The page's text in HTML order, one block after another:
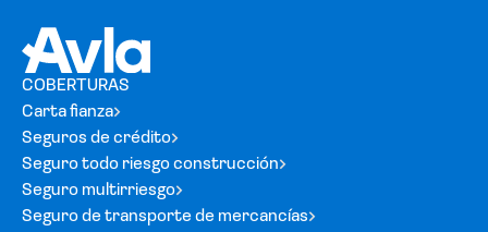
COBERTURAS
Carta fianza
Seguros de crédito
Seguro todo riesgo construcción
Seguro multirriesgo
Seguro de transporte de mercancías